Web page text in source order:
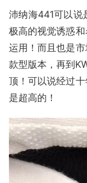
沛纳海441可以说
极高的视觉诱惑
运用！而且也是
款型版本，再到
顶！可以说经过
是超高的！